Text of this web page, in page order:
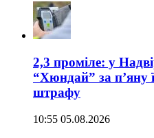
2,3 проміле: у
“Хюндай” за п’яну
штрафу
10:55 05.08.2026